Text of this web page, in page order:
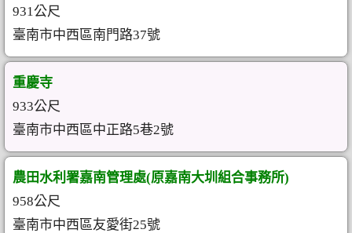
931公尺
臺南市中西區南門路37號
重慶寺
933公尺
臺南市中西區中正路5巷2號
農田水利署嘉南管理處(原嘉南大圳組合事務所)
958公尺
臺南市中西區友愛街25號